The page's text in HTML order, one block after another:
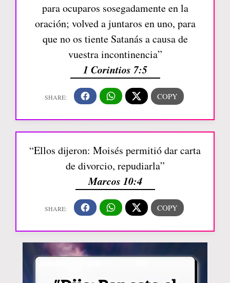
para ocuparos sosegadamente en la
oración; volved a juntaros en uno, para
que no os tiente Satanás a causa de
vuestra incontinencia”
1 Corintios 7:5
“Ellos dijeron: Moisés permitió dar carta
de divorcio, repudiarla”
Marcos 10:4